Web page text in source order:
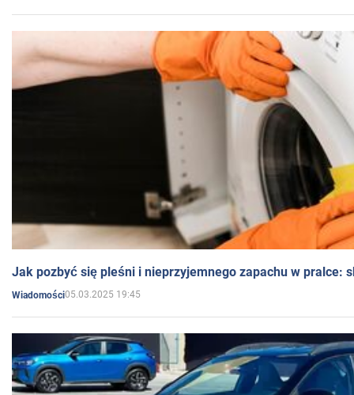
Jak pozbyć się pleśni i nieprzyjemnego zapachu w pralce:
Wiadomości05.03.2025 19:45